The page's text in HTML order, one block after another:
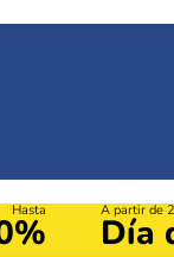
Hasta A partir de
Día